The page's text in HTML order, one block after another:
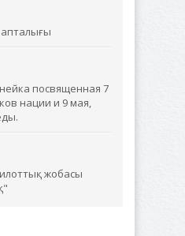
посвященная 7
нации и 9 мая,
жобасы